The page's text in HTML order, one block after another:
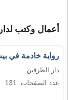
أعمال وكتب
رواية خادمة في
دار الطرفين
عدد الصفحات: 131